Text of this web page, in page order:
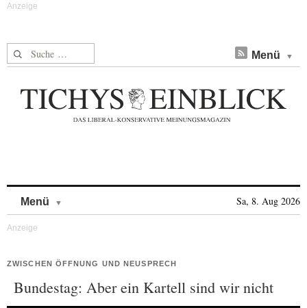
Suche nach: Menü
Menü Sa, 8. Aug 2026
ZWISCHEN ÖFFNUNG UND NEUSPRECH
Bundestag: Aber ein Kartell sind wir nicht